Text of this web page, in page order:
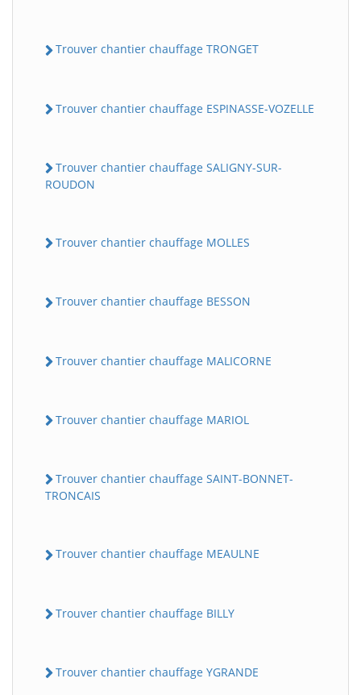
Trouver chantier chauffage TRONGET
Trouver chantier chauffage ESPINASSE-VOZELLE
Trouver chantier chauffage SALIGNY-SUR-
ROUDON
Trouver chantier chauffage MOLLES
Trouver chantier chauffage BESSON
Trouver chantier chauffage MALICORNE
Trouver chantier chauffage MARIOL
Trouver chantier chauffage SAINT-BONNET-
TRONCAIS
Trouver chantier chauffage MEAULNE
Trouver chantier chauffage BILLY
Trouver chantier chauffage YGRANDE